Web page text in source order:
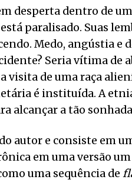
desperta dentro de
paralisado. Suas
Medo, angústia e
Seria vítima de
visita de uma raça
é instituída. A
alcançar a tão
autor e consiste em
em uma versão
uma sequência de